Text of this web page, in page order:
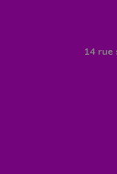
14 rue